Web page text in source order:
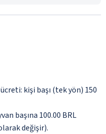
kişi başı (tek yön) 150
başına 100.00 BRL
değişir).